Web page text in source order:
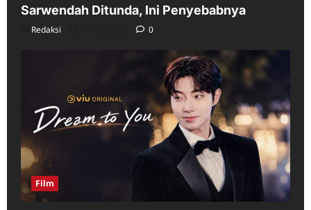
Sarwendah Ditunda, Ini Penyebabnya
Redaksi 0
Film